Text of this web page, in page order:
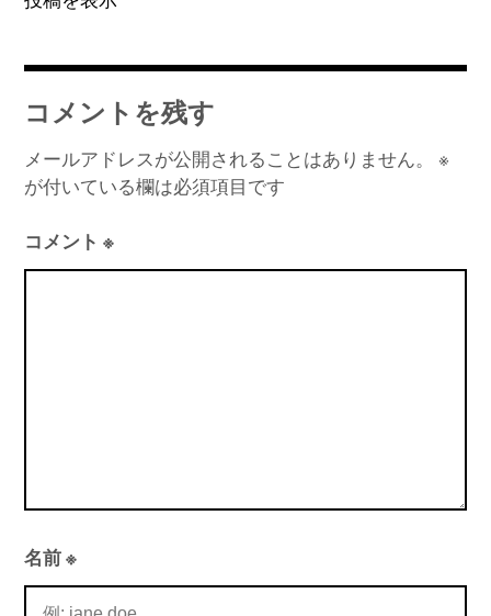
ン
コメントを残す
メールアドレスが公開されることはありません。
※
が付いている欄は必須項目です
コメント※
名前※